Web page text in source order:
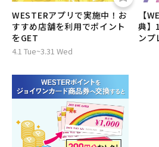
WESTERアプリで実施中！お
すすめ店舗を利用でポイント
をGET
4.1 Tue~3.31 Wed
【
典】
ンプ